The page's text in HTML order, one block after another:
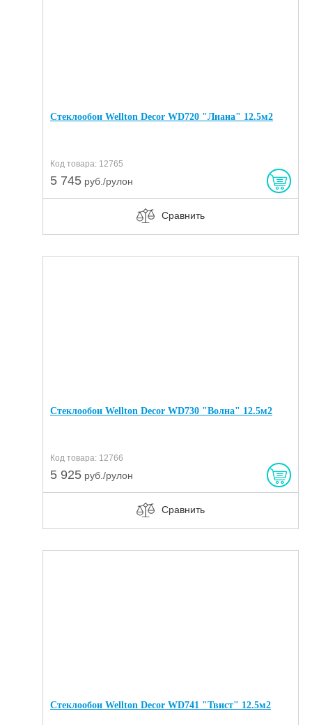
Стеклообои Wellton Decor WD720 "Лиана" 12.5м2
Код товара: 12765
5 745 руб./рулон
Сравнить
Стеклообои Wellton Decor WD730 "Волна" 12.5м2
Код товара: 12766
5 925 руб./рулон
Сравнить
Стеклообои Wellton Decor WD741 "Твист" 12.5м2